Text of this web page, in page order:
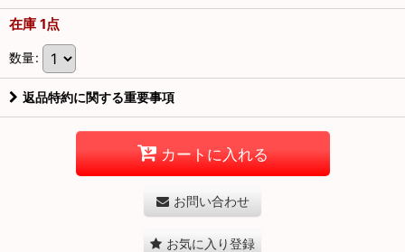
在庫 1点
数量:
返品特約に関する重要事項
カートに入れる
お問い合わせ
お気に入り登録